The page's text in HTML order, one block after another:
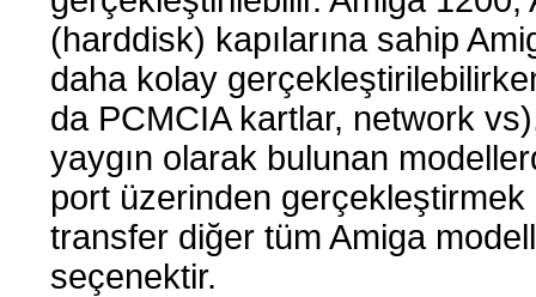
(harddisk) kapılarına sahip
daha kolay
da PCMCIA kartlar, network
yaygın olarak bulunan
port üzerinden
transfer diğer tüm Amiga
seçenektir.